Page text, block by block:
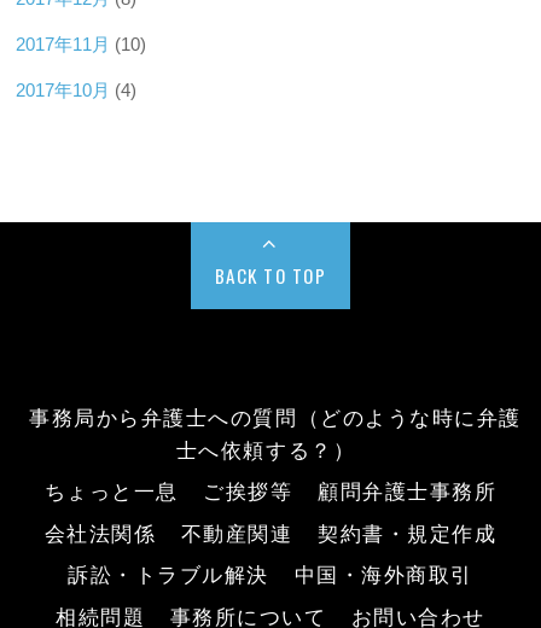
2017年11月 (10)
2017年10月 (4)
BACK TO TOP
事務局から弁護士への質問（どのような時に弁護
士へ依頼する？）
ちょっと一息
ご挨拶等
顧問弁護士事務所
会社法関係
不動産関連
契約書・規定作成
訴訟・トラブル解決
中国・海外商取引
相続問題
事務所について お問い合わせ